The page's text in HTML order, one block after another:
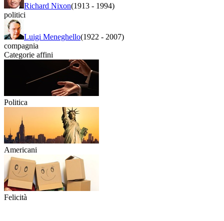
Richard Nixon(1913 - 1994)
politici
Luigi Meneghello(1922 - 2007)
compagnia
Categorie affini
Politica
Americani
Felicità